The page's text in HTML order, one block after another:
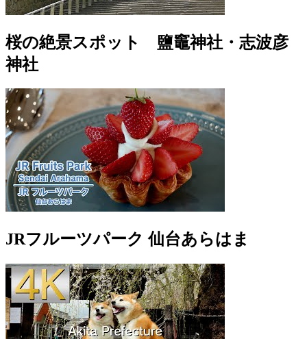
桜の絶景スポット 鹽竈神社・志波彦
神社
JRフルーツパーク 仙台あらはま